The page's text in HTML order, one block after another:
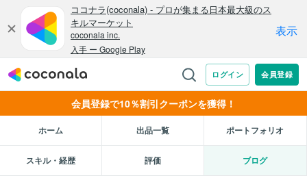
会員登録で10％割引クーポンを獲得！
ホーム 出品一覧 ポートフォリオ
スキル・経歴 評価 ブログ